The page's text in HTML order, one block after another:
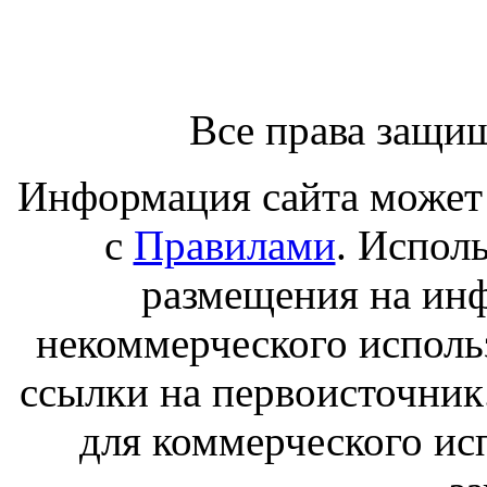
Все права
Информация сайта может
с Правилами.
размещения на
некоммерческого
ссылки на
для коммерческого